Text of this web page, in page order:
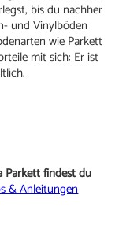
bis du nachher
und Vinylböden
wie Parkett
mit sich: Er ist
Parkett findest du
& Anleitungen